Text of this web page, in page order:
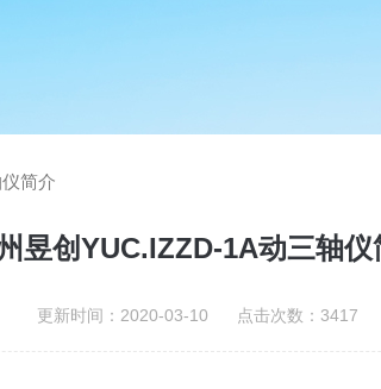
简介
昱创YUC.IZZD-1A动三轴仪
更新时间：2020-03-10 点击次数：3417